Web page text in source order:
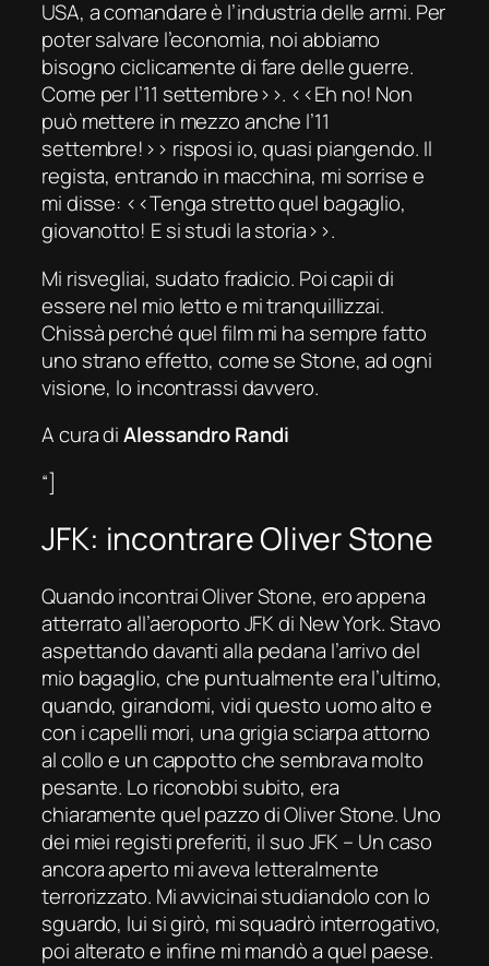
USA, a comandare è l’industria delle armi. Per
poter salvare l’economia, noi abbiamo
bisogno ciclicamente di fare delle guerre.
Come per l’11 settembre››. ‹‹Eh no! Non
può mettere in mezzo anche l’11
settembre!›› risposi io, quasi piangendo. Il
regista, entrando in macchina, mi sorrise e
mi disse: ‹‹Tenga stretto quel bagaglio,
giovanotto! E si studi la storia››.
Mi risvegliai, sudato fradicio. Poi capii di
essere nel mio letto e mi tranquillizzai.
Chissà perché quel film mi ha sempre fatto
uno strano effetto, come se Stone, ad ogni
visione, lo incontrassi davvero.
A cura diAlessandro Randi
“]
JFK: incontrare Oliver Stone
Quando incontrai Oliver Stone, ero appena
atterrato all’aeroporto JFK di New York. Stavo
aspettando davanti alla pedana l’arrivo del
mio bagaglio, che puntualmente era l’ultimo,
quando, girandomi, vidi questo uomo alto e
con i capelli mori, una grigia sciarpa attorno
al collo e un cappotto che sembrava molto
pesante. Lo riconobbi subito, era
chiaramente quel pazzo di Oliver Stone. Uno
dei miei registi preferiti, il suoJFK – Un caso
ancora aperto mi aveva letteralmente
terrorizzato. Mi avvicinai studiandolo con lo
sguardo, lui si girò, mi squadrò interrogativo,
poi alterato e infine mi mandò a quel paese.